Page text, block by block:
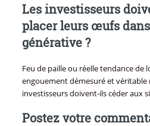
Les investisseurs
placer leurs œufs
générative ?
Feu de paille ou réelle tendance de
engouement démesuré et véritable
investisseurs doivent-ils céder aux
Postez votre